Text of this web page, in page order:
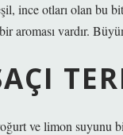
ince otları olan bu
aroması vardır.
ve limon suyunu